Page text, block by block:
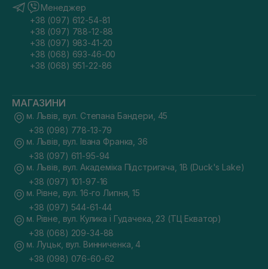
Менеджер
+38 (097) 612-54-81
+38 (097) 788-12-88
+38 (097) 983-41-20
+38 (068) 693-46-00
+38 (068) 951-22-86
МАГАЗИНИ
м. Львів, вул. Степана Бандери, 45
+38 (098) 778-13-79
м. Львів, вул. Івана Франка, 36
+38 (097) 611-95-94
м. Львів, вул. Академіка Підстригача, 1В (Duck's Lake)
+38 (097) 101-97-16
м. Рівне, вул. 16-го Липня, 15
+38 (097) 544-61-44
м. Рівне, вул. Кулика і Гудачека, 23 (ТЦ Екватор)
+38 (068) 209-34-88
м. Луцьк, вул. Винниченка, 4
+38 (098) 076-60-62